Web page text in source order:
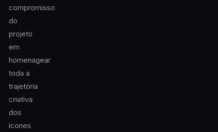
compromisso
do
projeto
em
homenagear
toda a
trajetória
criativa
dos
ícones